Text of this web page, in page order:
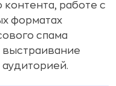
работе с
форматах
спама
выстраивание